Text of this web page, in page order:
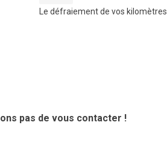
Le défraiement de vos kilomètres.
pas de vous contacter !